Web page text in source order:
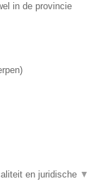
in de provincie
)
en juridische ▼